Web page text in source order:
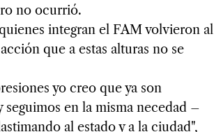
no ocurrió.
integran el FAM volvieron al
que a estas alturas no se
yo creo que ya son
seguimos en la misma necedad –
al estado y a la ciudad",